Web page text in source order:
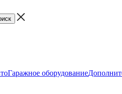
Гаражное оборудование